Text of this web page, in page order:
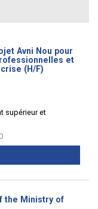
Avni Nou pour
et
(H/F)
supérieur et
the Ministry of